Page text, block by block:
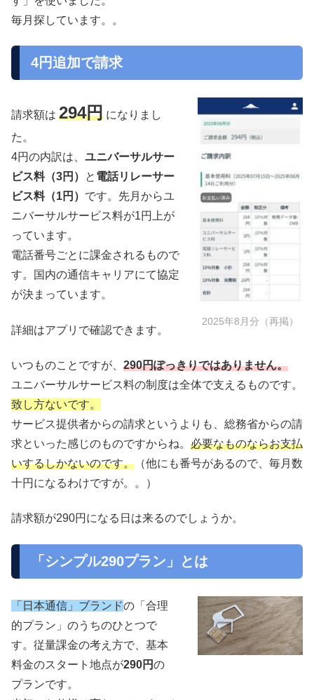
毎月探しています。。
4円追加で請求
2025年8月分（再掲）
請求額は 294円 になりまし
た。
4円の内訳は、 ユニバーサルサー
ビス料（3円）
と 電話リレーサー
ビス料（1円） です。先月からユ
ニバーサルサービス料が1円上が
っています。
電話番号ごとに課金されるもので
す。国内の通信キャリアにて協定
が決まっています。
詳細はアプリで確認できます。
いつものことですが、 290円ぽっきりではありません。
ユニバーサルサービス料の制度は全体で支えるものです。
致し方ないです。
サービス提供者からの請求というよりも、総務省からの請
求といった感じのものですからね。 必要なものならお支払
いするしかないのです。 （他にも番号があるので、毎月数
十円になるわけですが。。）
請求額が290円になる日は来るのでしょうか。
「シンプル290プラン」とは
「日本通信」ブランドの「合理
的プラン」のうちのひとつで
す。従量課金の考え方で、基本
料金のスタート地点が290円の
プランです。